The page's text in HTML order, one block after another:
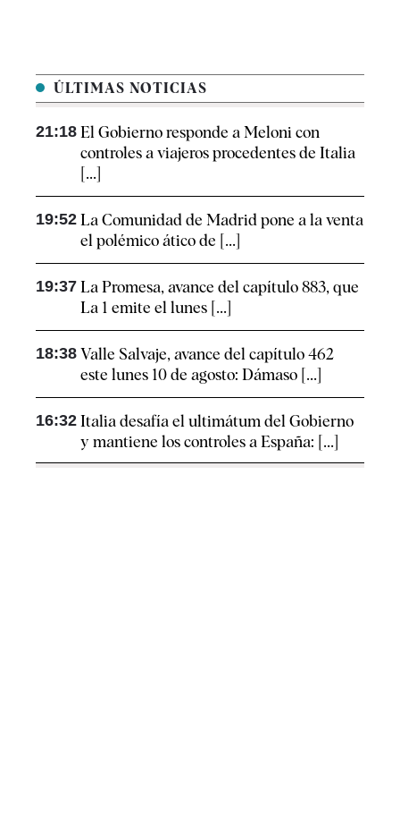
ÚLTIMAS NOTICIAS
21:18 El Gobierno responde a Meloni con
controles a viajeros procedentes de Italia
[...]
19:52 La Comunidad de Madrid pone a la venta
el polémico ático de [...]
19:37 La Promesa, avance del capítulo 883, que
La 1 emite el lunes [...]
18:38 Valle Salvaje, avance del capítulo 462
este lunes 10 de agosto: Dámaso [...]
16:32 Italia desafía el ultimátum del Gobierno
y mantiene los controles a España: [...]